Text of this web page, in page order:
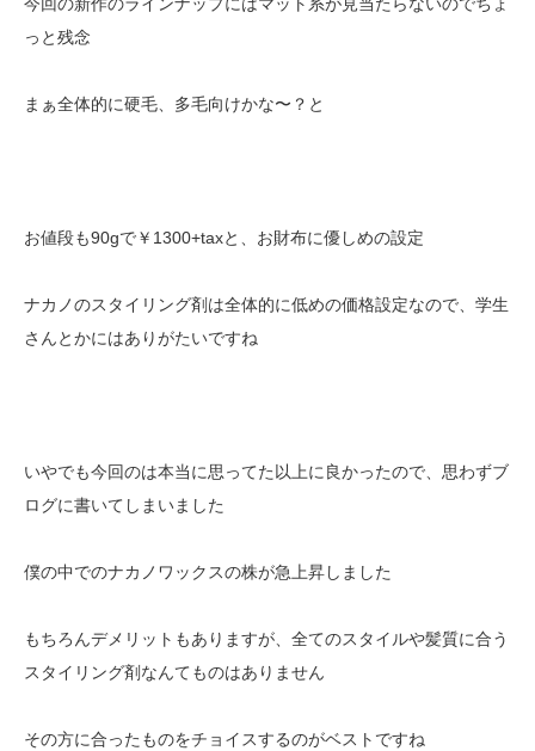
っと残念
まぁ全体的に硬毛、多毛向けかな〜？と
お値段も90gで￥1300+taxと、お財布に優しめの設定
ナカノのスタイリング剤は全体的に低めの価格設定なので、学生
さんとかにはありがたいですね
いやでも今回のは本当に思ってた以上に良かったので、思わずブ
ログに書いてしまいました
僕の中でのナカノワックスの株が急上昇しました
もちろんデメリットもありますが、全てのスタイルや髪質に合う
スタイリング剤なんてものはありません
その方に合ったものをチョイスするのがベストですね